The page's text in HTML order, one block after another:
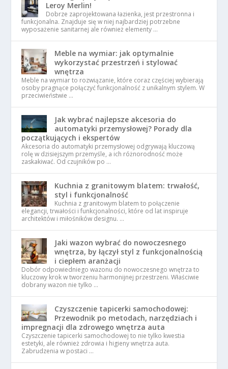
Leroy Merlin!
Dobrze zaprojektowana łazienka, jest przestronna i
funkcjonalna. Znajduje się w niej najbardziej potrzebne
wyposażenie sanitarnej ale również elementy …
Meble na wymiar: jak optymalnie
wykorzystać przestrzeń i stylować
wnętrza
Meble na wymiar to rozwiązanie, które coraz częściej wybierają
osoby pragnące połączyć funkcjonalność z unikalnym stylem. W
przeciwieństwie …
Jak wybrać najlepsze akcesoria do
automatyki przemysłowej? Porady dla
początkujących i ekspertów
Akcesoria do automatyki przemysłowej odgrywają kluczową
rolę w dzisiejszym przemyśle, a ich różnorodność może
zaskakiwać. Od czujników po …
Kuchnia z granitowym blatem: trwałość,
styl i funkcjonalność
Kuchnia z granitowym blatem to połączenie
elegancji, trwałości i funkcjonalności, które od lat inspiruje
architektów i miłośników designu. …
Jaki wazon wybrać do nowoczesnego
wnętrza, by łączył styl z funkcjonalnością
i ciepłem aranżacji
Dobór odpowiedniego wazonu do nowoczesnego wnętrza to
kluczowy krok w tworzeniu harmonijnej przestrzeni. Właściwie
dobrany wazon nie tylko …
Czyszczenie tapicerki samochodowej:
Przewodnik po metodach, narzędziach i
impregnacji dla zdrowego wnętrza auta
Czyszczenie tapicerki samochodowej to nie tylko kwestia
estetyki, ale również zdrowia i higieny wnętrza auta.
Zabrudzenia w postaci …